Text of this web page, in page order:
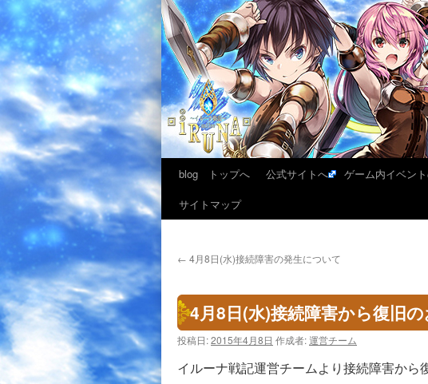
blog トップへ 公式サイトへ ゲーム内イベン
サイトマップ
← 4月8日(水)接続障害の発生について
4月8日(水)接続障害から復旧
投稿日:2015年4月8日 作成者:運営チーム
イルーナ戦記運営チームより接続障害から